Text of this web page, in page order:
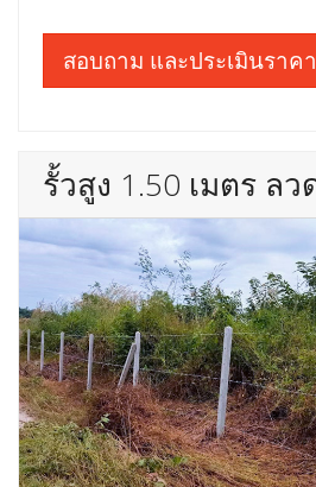
สอบถาม และประเมินราคา
รั้วสูง 1.50 เมตร ลว